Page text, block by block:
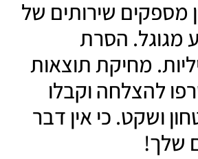
מספקים שירותים של
מגוגל. הסרת
מחיקת תוצאות
להצלחה וקבלו
ושקט. כי אין דבר
שלך!